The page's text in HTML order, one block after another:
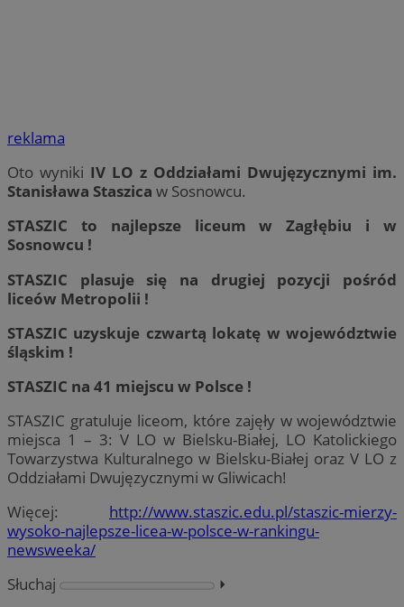
reklama
Oto wyniki IV LO z Oddziałami Dwujęzycznymi im.
Stanisława Staszica w Sosnowcu.
STASZIC to najlepsze liceum w Zagłębiu i w
Sosnowcu !
STASZIC plasuje się na drugiej pozycji pośród
liceów Metropolii !
STASZIC uzyskuje czwartą lokatę w województwie
śląskim !
STASZIC na 41 miejscu w Polsce !
STASZIC gratuluje liceom, które zajęły w województwie
miejsca 1 – 3: V LO w Bielsku-Białej, LO Katolickiego
Towarzystwa Kulturalnego w Bielsku-Białej oraz V LO z
Oddziałami Dwujęzycznymi w Gliwicach!
Więcej: http://www.staszic.edu.pl/staszic-mierzy-
wysoko-najlepsze-licea-w-polsce-w-rankingu-
newsweeka/
Słuchaj
⏵︎